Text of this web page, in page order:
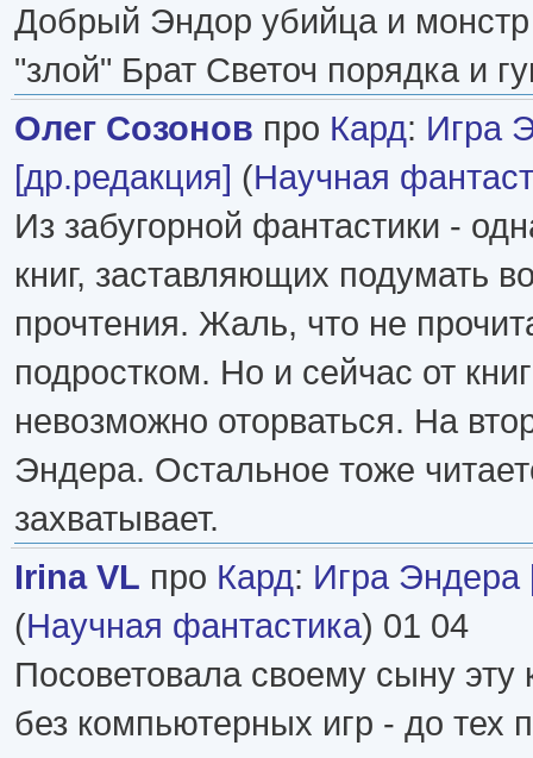
Добрый Эндор убийца и
"злой" Брат Светоч порядка и
Олег Созонов про Кард: Игра
[др.редакция] (Научная
Из забугорной фантастики -
книг, заставляющих подумать
прочтения. Жаль, что не
подростком. Но и сейчас от
невозможно оторваться. На
Эндера. Остальное тоже
захватывает.
Irina VL про Кард: Игра Эндера
(Научная фантастика) 01 04
Посоветовала своему сыну эту
без компьютерных игр - до тех